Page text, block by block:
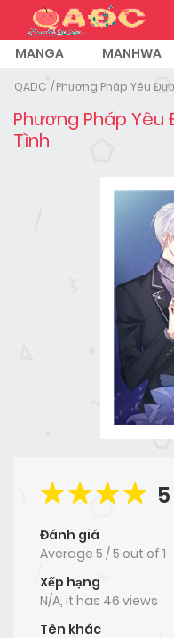
MANGA MANHWA
QADC Phương Pháp Yêu
Phương Pháp Yêu
Tình
5
Đánh giá
Average 5 /5 out of 1
Xếp hạng
N/A, it has 46 views
Tên khác